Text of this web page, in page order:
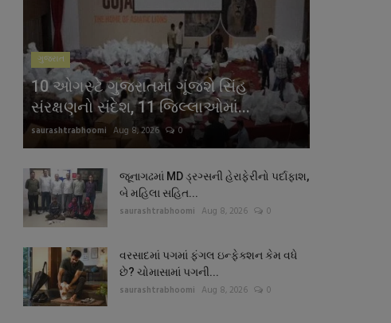
ગુજરાત
10 ઓગસ્ટે ગુજરાતમાં ગૂંજશે સિંહ
સંરક્ષણનો સંદેશ, 11 જિલ્લાઓમાં...
saurashtrabhoomi Aug 8, 2026 0
જૂનાગઢમાં MD ડ્રગ્સની હેરાફેરીનો પર્દાફાશ,
બે મહિલા સહિત...
saurashtrabhoomi Aug 8, 2026 0
વરસાદમાં પગમાં ફંગલ ઇન્ફેક્શન કેમ વધે
છે? ચોમાસામાં પગની...
saurashtrabhoomi Aug 8, 2026 0